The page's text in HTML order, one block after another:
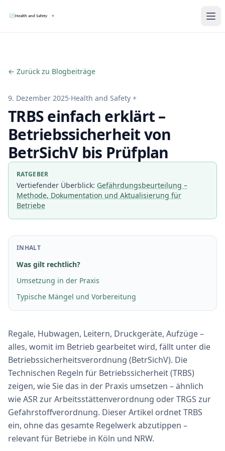
← Zurück zu Blogbeiträge
9. Dezember 2025·Health and Safety +
TRBS einfach erklärt –
Betriebssicherheit von
BetrSichV bis Prüfplan
RATGEBER
Vertiefender Überblick: Gefährdungsbeurteilung –
Methode, Dokumentation und Aktualisierung für
Betriebe
INHALT
Was gilt rechtlich?
Umsetzung in der Praxis
Typische Mängel und Vorbereitung
Regale, Hubwagen, Leitern, Druckgeräte, Aufzüge –
alles, womit im Betrieb gearbeitet wird, fällt unter die
Betriebssicherheitsverordnung (BetrSichV). Die
Technischen Regeln für Betriebssicherheit (TRBS)
zeigen, wie Sie das in der Praxis umsetzen – ähnlich
wie ASR zur Arbeitsstättenverordnung oder TRGS zur
Gefahrstoffverordnung. Dieser Artikel ordnet TRBS
ein, ohne das gesamte Regelwerk abzutippen –
relevant für Betriebe in Köln und NRW.